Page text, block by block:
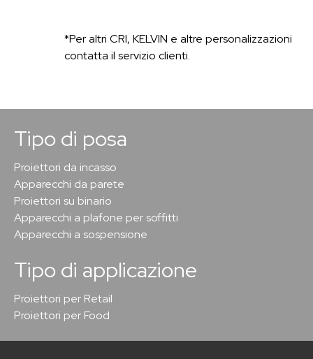
*Per altri CRI, KELVIN e altre personalizzazioni
contatta il servizio clienti.
Tipo di posa
Proiettori da incasso
Apparecchi da parete
Proiettori su binario
Apparecchi a plafone per soffitti
Apparecchi a sospensione
Tipo di applicazione
Proiettori per Retail
Proiettori per Food